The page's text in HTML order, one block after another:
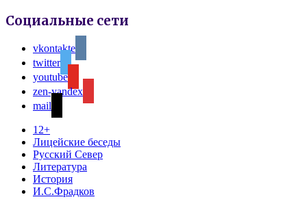
Социальные сети
vkontakte
twitter
youtube
zen-yandex
mail
12+
Лицейские беседы
Русский Север
Литература
История
И.С.Фрадков